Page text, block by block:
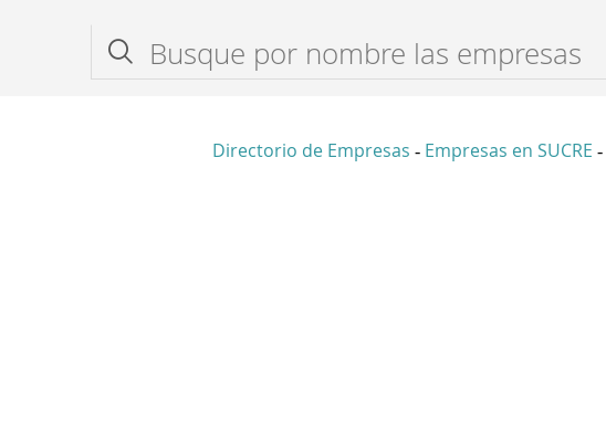
Directorio de Empresas - Empresas en SUCRE -